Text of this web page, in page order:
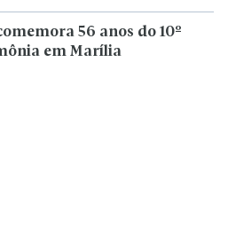
56 anos do 10º
em Marília